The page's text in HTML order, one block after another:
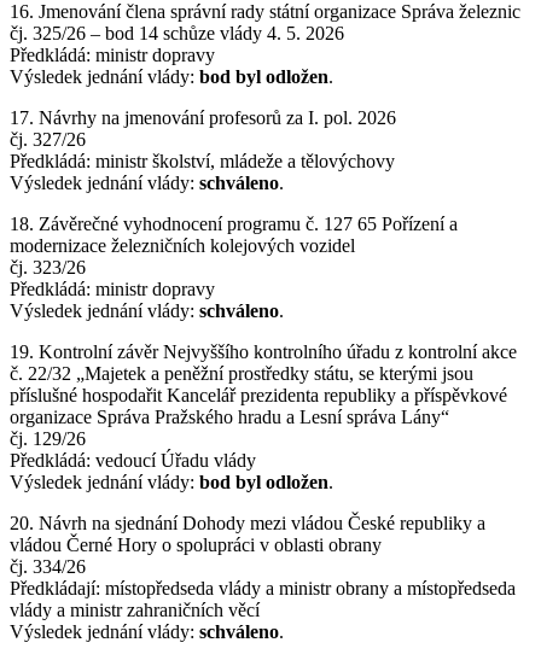
16. Jmenování člena správní rady státní organizace Správa železnic
čj. 325/26 – bod 14 schůze vlády 4. 5. 2026
Předkládá: ministr dopravy
Výsledek jednání vlády: bod byl odložen.
17. Návrhy na jmenování profesorů za I. pol. 2026
čj. 327/26
Předkládá: ministr školství, mládeže a tělovýchovy
Výsledek jednání vlády: schváleno.
18. Závěrečné vyhodnocení programu č. 127 65 Pořízení a
modernizace železničních kolejových vozidel
čj. 323/26
Předkládá: ministr dopravy
Výsledek jednání vlády: schváleno.
19. Kontrolní závěr Nejvyššího kontrolního úřadu z kontrolní akce
č. 22/32 „Majetek a peněžní prostředky státu, se kterými jsou
příslušné hospodařit Kancelář prezidenta republiky a příspěvkové
organizace Správa Pražského hradu a Lesní správa Lány“
čj. 129/26
Předkládá: vedoucí Úřadu vlády
Výsledek jednání vlády: bod byl odložen.
20. Návrh na sjednání Dohody mezi vládou České republiky a
vládou Černé Hory o spolupráci v oblasti obrany
čj. 334/26
Předkládají: místopředseda vlády a ministr obrany a místopředseda
vlády a ministr zahraničních věcí
Výsledek jednání vlády: schváleno.